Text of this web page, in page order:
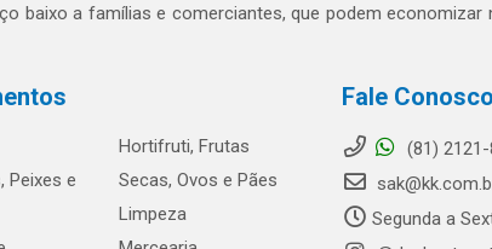
baixo a famílias e comerciantes, que podem
Peixes e
Hortifruti, Frutas
Secas, Ovos e Pães
Limpeza
Fale Conosco
(81)
Segunda a